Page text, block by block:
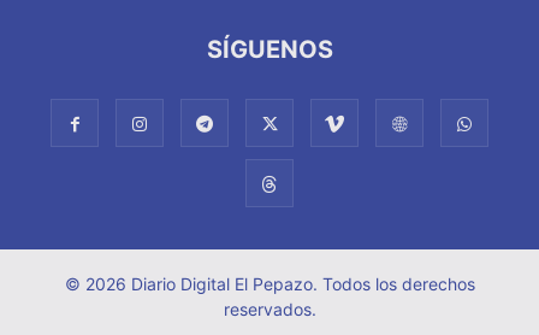
SÍGUENOS
© 2026 Diario Digital El Pepazo. Todos los derechos
reservados.